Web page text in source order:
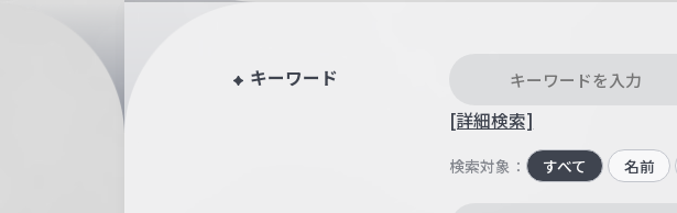
キーワード
[詳細検索]
検索対象： すべて 名前